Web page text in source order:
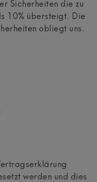
Sicherheiten die zu
10% übersteigt. Die
obliegt uns.
werden und dies